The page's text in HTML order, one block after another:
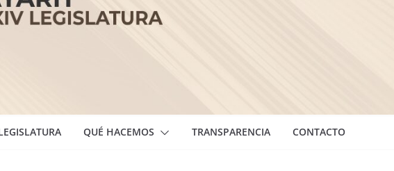
QUÉ HACEMOS TRANSPARENCIA CONTACTO